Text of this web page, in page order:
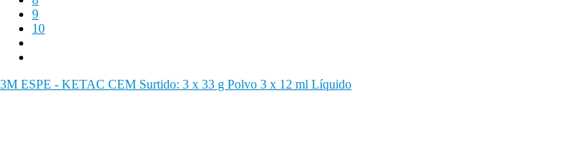
9
10
3M ESPE - KETAC CEM Surtido: 3 x 33 g Polvo 3 x 12 ml Líquido